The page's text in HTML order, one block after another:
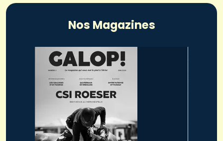
Nos Magazines